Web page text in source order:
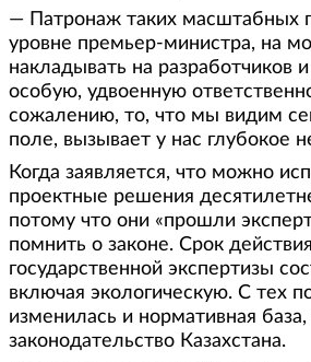
— Патронаж таких масштабных
уровне премьер-министра, на
накладывать на разработчиков
особую, удвоенную
сожалению, то, что мы видим
поле, вызывает у нас глубокое
Когда заявляется, что можно
проектные решения
потому что они «прошли
помнить о законе. Срок
государственной экспертизы
включая экологическую. С тех
изменилась и нормативная база,
законодательство Казахстана.